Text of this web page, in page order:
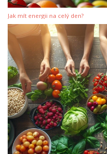
Jak mít energii na celý den?